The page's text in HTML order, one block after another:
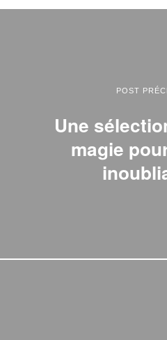
POST
Une
magie